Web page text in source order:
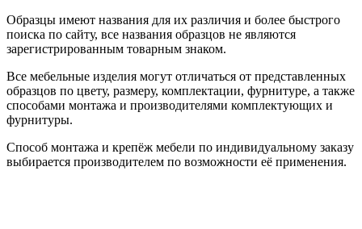
Образцы имеют названия для их различия и более быстрого
поиска по сайту, все названия образцов не являются
зарегистрированным товарным знаком.
Все мебельные изделия могут отличаться от представленных
образцов по цвету, размеру, комплектации, фурнитуре, а также
способами монтажа и производителями комплектующих и
фурнитуры.
Способ монтажа и крепёж мебели по индивидуальному заказу
выбирается производителем по возможности её применения.